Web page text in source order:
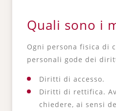
Quali sono i
Ogni persona fisica di
personali gode dei
Diritti di accesso.
Diritti di rettifica.
chiedere, ai sensi